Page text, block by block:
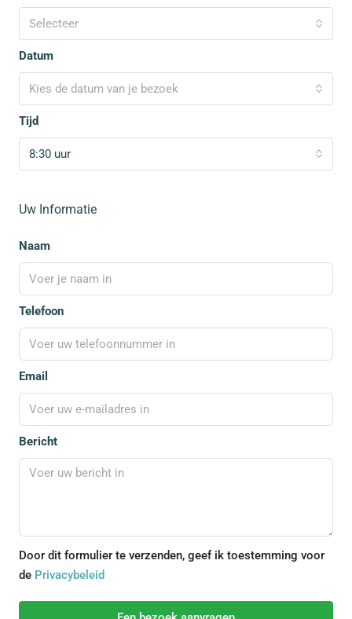
Selecteer
Datum
Kies de datum van je bezoek
Tijd
8:30 uur
Uw Informatie
Naam
Telefoon
Email
Bericht
Door dit formulier te verzenden, geef ik toestemming voor
de Privacybeleid